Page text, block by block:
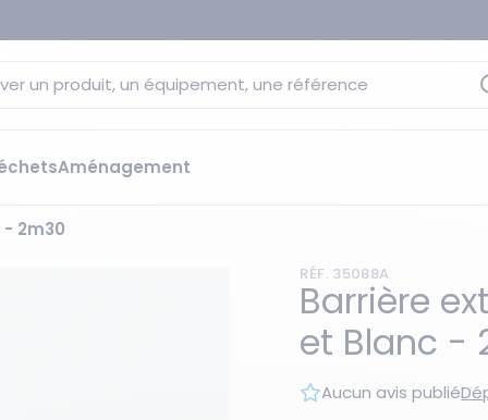
un produit, un équipement, une référence
Aménagement
2m30
Barrière
et Blanc -
RÉF. 35088A
Aucun avis publié